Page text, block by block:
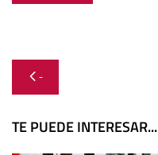
Navegación
de
entradas
-
TE PUEDE INTERESAR...